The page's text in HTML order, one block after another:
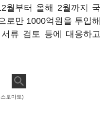
월부터 올해 2월까지 국
로만 1000억원을 투입해
류 검토 등에 대응하고
토마토)